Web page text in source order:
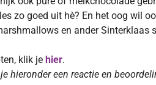
zo goed uit hè? En het oog wil
en ander Sinterklaas
klik je hier.
hieronder een reactie en